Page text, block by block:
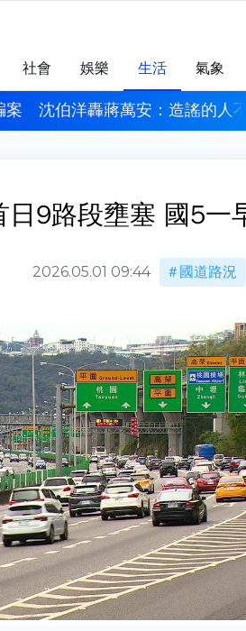
社會 娛樂 生活 氣象
案 沈伯洋轟蔣萬安：造謠的人
9路段壅塞 國5一
2026.05.01 09:44 國道路況